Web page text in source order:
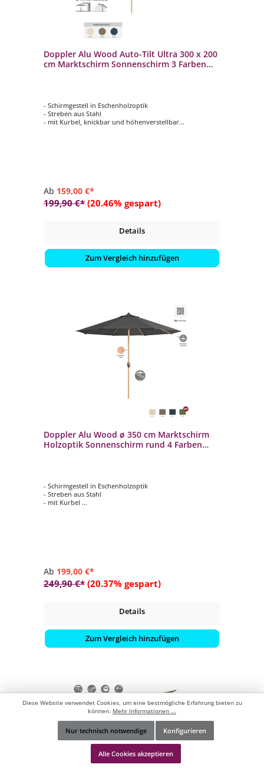
Doppler Alu Wood Auto-Tilt Ultra 300 x 200
cm Marktschirm Sonnenschirm 3 Farben
- Schirmgestell in Eschenholzoptik
- Streben aus Stahl
- mit Kurbel, knickbar und höhenverstellbar
Ab 159,00 €*
199,90 €* (20.46% gespart)
Details
Zum Vergleich hinzufügen
Doppler Alu Wood ø 350 cm Marktschirm
Holzoptik Sonnenschirm rund 4 Farben
- Schirmgestell in Eschenholzoptik
- Streben aus Stahl
- mit Kurbel
Ab 199,00 €*
249,90 €* (20.37% gespart)
Details
Zum Vergleich hinzufügen
Werkzeugleiste anzeigen
Diese Website verwendet Cookies, um eine bestmögliche Erfahrung bieten zu
können. Mehr Informationen ...
Nur technisch notwendige Konfigurieren
Alle Cookies akzeptieren